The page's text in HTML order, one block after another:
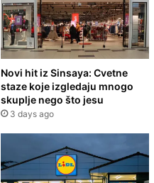
Novi hit iz Sinsaya: Cvetne
staze koje izgledaju mnogo
skuplje nego što jesu
3 days ago